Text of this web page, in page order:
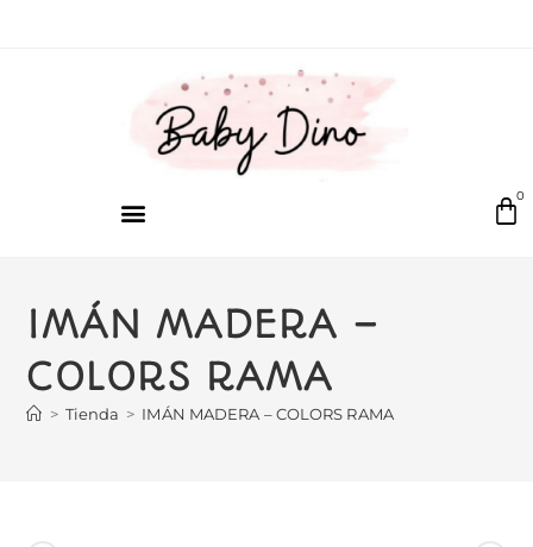
0
IMÁN MADERA –
COLORS RAMA
> Tienda > IMÁN MADERA – COLORS RAMA